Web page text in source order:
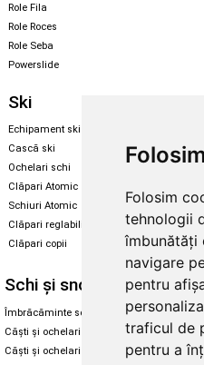
Folosim
tehnologii
îmbunătăți
navigare
pentru
traficul de
pentru a
Role Fila
Role Roces
Role Seba
Powerslide
Ski
Echipament ski
Cască ski
Ochelari schi
Clăpari Atomic
Schiuri Atomic
Clăpari reglabili
Clăpari copii
Schi și snowboard
Îmbrăcăminte schi și snowboard
Căști și ochelari de iarnă
Căști și ochelari Alpina